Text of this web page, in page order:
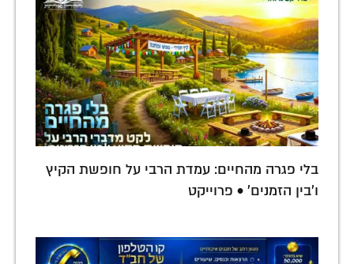
בלי פגרה מהחיים: עמדת הרבי על חופשת הקיץ
ו'בין הזמנים' • פרוייקט